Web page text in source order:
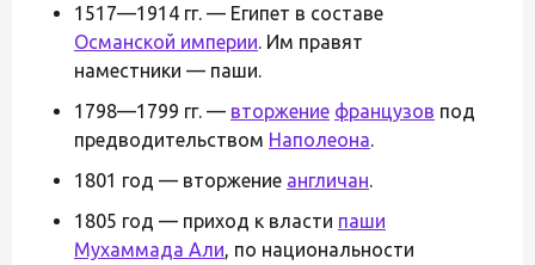
1517—1914 гг. — Египет в составе
Османской империи. Им правят
наместники — паши.
1798—1799 гг. — вторжение французов под
предводительством Наполеона.
1801 год — вторжение англичан.
1805 год — приход к власти паши
Мухаммада Али, по национальности